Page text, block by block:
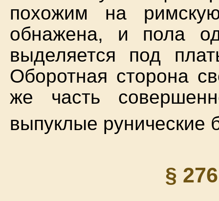
похожим на
обнажена, и пола
выделяется под
Оборотная сторона
же часть
выпуклые рунические
§